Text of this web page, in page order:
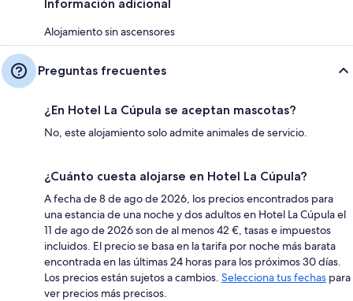
Información adicional
Alojamiento sin ascensores
Preguntas frecuentes
¿En Hotel La Cúpula se aceptan mascotas?
No, este alojamiento solo admite animales de servicio.
¿Cuánto cuesta alojarse en Hotel La Cúpula?
A fecha de 8 de ago de 2026, los precios encontrados para
una estancia de una noche y dos adultos en Hotel La Cúpula el
11 de ago de 2026 son de al menos 42 €, tasas e impuestos
incluidos. El precio se basa en la tarifa por noche más barata
encontrada en las últimas 24 horas para los próximos 30 días.
Los precios están sujetos a cambios. Selecciona tus fechas para
ver precios más precisos.